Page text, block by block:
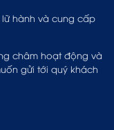
hành và cung cấp
châm hoạt động và
gửi tới quý khách